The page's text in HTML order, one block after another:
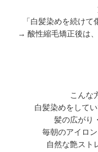
「白髪染めを続けて
→ 酸性縮毛矯正後は
こんな
白髪染めをして
髪の広がり
毎朝のアイロ
自然な艶スト